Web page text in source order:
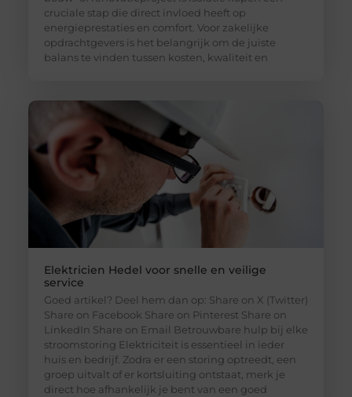
cruciale stap die direct invloed heeft op
energieprestaties en comfort. Voor zakelijke
opdrachtgevers is het belangrijk om de juiste
balans te vinden tussen kosten, kwaliteit en
Elektricien Hedel voor snelle en veilige
service
Goed artikel? Deel hem dan op: Share on X (Twitter)
Share on Facebook Share on Pinterest Share on
LinkedIn Share on Email Betrouwbare hulp bij elke
stroomstoring Elektriciteit is essentieel in ieder
huis en bedrijf. Zodra er een storing optreedt, een
groep uitvalt of er kortsluiting ontstaat, merk je
direct hoe afhankelijk je bent van een goed